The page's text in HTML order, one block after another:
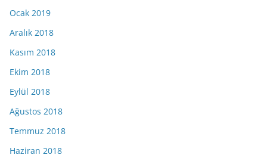
Ocak 2019
Aralık 2018
Kasım 2018
Ekim 2018
Eylül 2018
Ağustos 2018
Temmuz 2018
Haziran 2018